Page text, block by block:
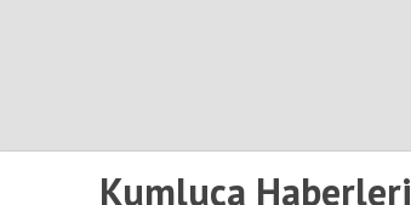
Kumluca Haberleri